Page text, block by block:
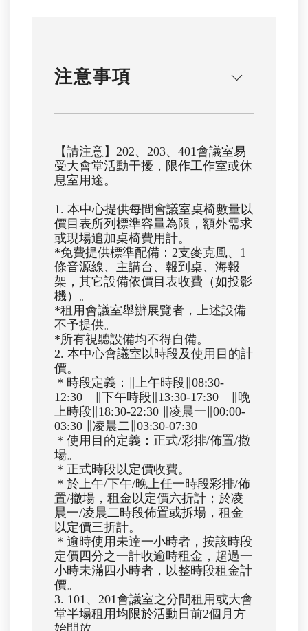
注意事項
【請注意】202、203、401會議室易
受大會堂活動干擾，限作工作室或休
息室用途。
1. 本中心提供每間會議室桌椅數量以
價目表所列標準容量為限，額外需求
或現場追加桌椅費用計。
*免費提供標準配備：2支麥克風、1
條音源線、主講台、報到桌、海報
架，其它設備依價目表收費（如投影
機）。
*租用會議室舉辦展覽者，上述設備
不予提供。
*所有視聽設備均不得自備。
2. 本中心會議室以時段及使用目的計
價。
＊時段定義：∥上午時段∥08:30-
12:30 ∥下午時段∥13:30-17:30 ∥晚
上時段∥18:30-22:30 ∥凌晨一∥00:00-
03:30 ∥凌晨二∥03:30-07:30
＊使用目的定義：正式/彩排/佈置/撤
場。
＊正式時段以定價收費。
＊於上午/下午/晚上任一時段彩排/佈
置/撤場，租金以定價六折計；於凌
晨一/凌晨二時段佈置或拆場，租金
以定價三折計。
＊逾時使用未達一小時者，按該時段
定價四分之一計收逾時租金，超過一
小時未滿四小時者，以整時段租金計
價。
3. 101、201會議室之分間租用或大會
堂半場租用均限於活動日前2個月方